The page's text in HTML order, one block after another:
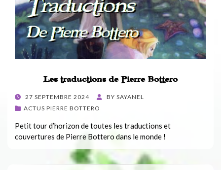
Les traductions de Pierre Bottero
POSTED
ON
27 SEPTEMBRE 2024 BY SAYANEL
ACTUS PIERRE BOTTERO
Petit tour d’horizon de toutes les traductions et
couvertures de Pierre Bottero dans le monde !